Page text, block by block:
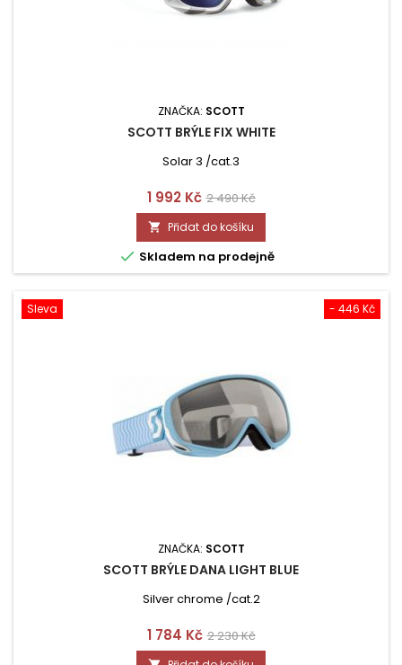
ZNAČKA: SCOTT
SCOTT BRÝLE FIX WHITE
Solar 3 /cat.3
Cena
1 992 Kč Běžná
cena
2 490 Kč
 Přidat do košíku
 Skladem na prodejně
- 446 Kč
Sleva
ZNAČKA: SCOTT
SCOTT BRÝLE DANA LIGHT BLUE
Silver chrome /cat.2
Cena
1 784 Kč Běžná
cena
2 230 Kč